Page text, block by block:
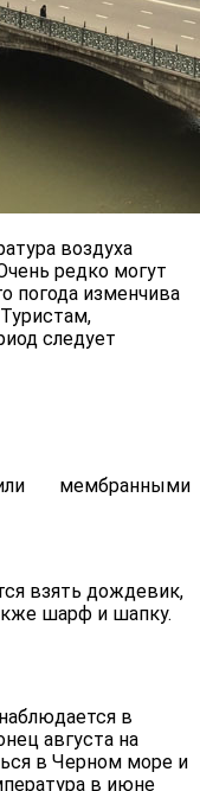
воздуха
редко могут
погода изменчива
следует
мембранными
взять дождевик,
шарф и шапку.
в
августа на
в Черном море и
в июне